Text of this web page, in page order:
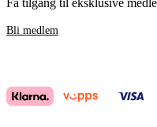
Bli medlem